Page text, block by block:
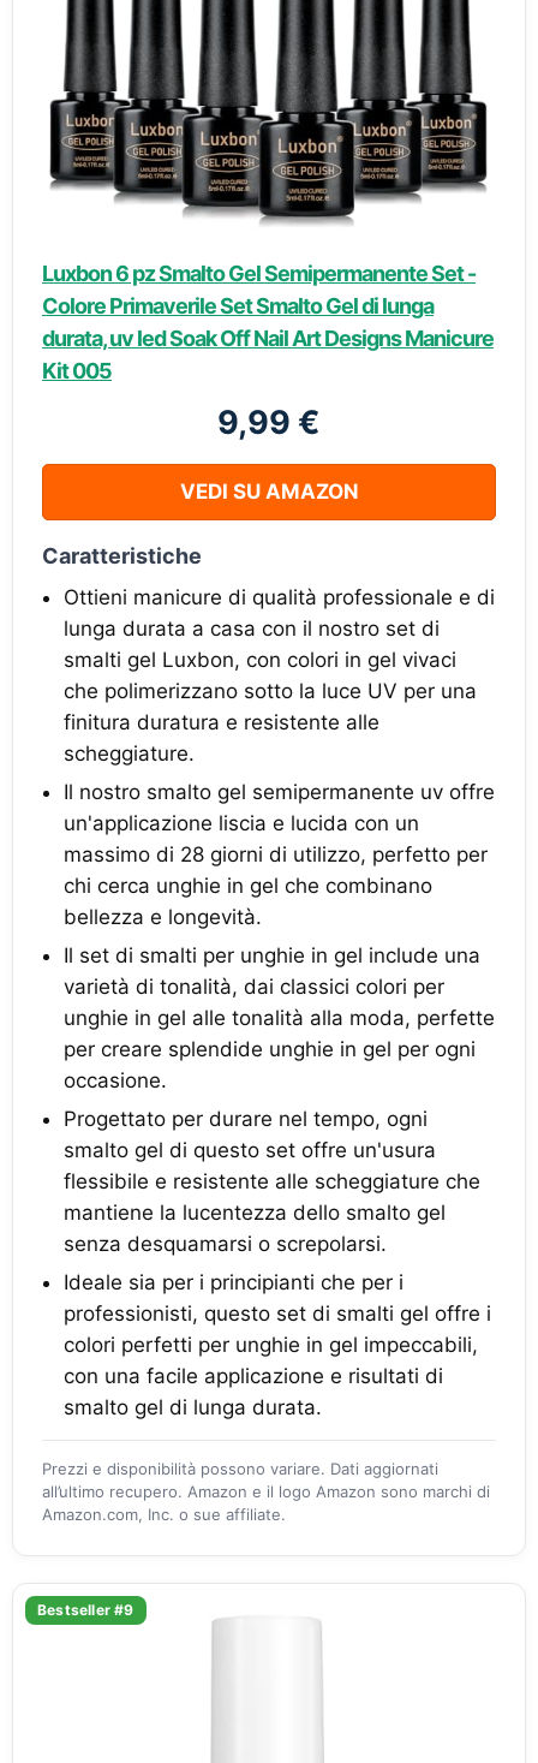
Luxbon 6 pz Smalto Gel Semipermanente Set -
Colore Primaverile Set Smalto Gel di lunga
durata, uv led Soak Off Nail Art Designs Manicure
Kit 005
9,99 €
VEDI SU AMAZON
Caratteristiche
Ottieni manicure di qualità professionale e di
lunga durata a casa con il nostro set di
smalti gel Luxbon, con colori in gel vivaci
che polimerizzano sotto la luce UV per una
finitura duratura e resistente alle
scheggiature.
Il nostro smalto gel semipermanente uv offre
un'applicazione liscia e lucida con un
massimo di 28 giorni di utilizzo, perfetto per
chi cerca unghie in gel che combinano
bellezza e longevità.
Il set di smalti per unghie in gel include una
varietà di tonalità, dai classici colori per
unghie in gel alle tonalità alla moda, perfette
per creare splendide unghie in gel per ogni
occasione.
Progettato per durare nel tempo, ogni
smalto gel di questo set offre un'usura
flessibile e resistente alle scheggiature che
mantiene la lucentezza dello smalto gel
senza desquamarsi o screpolarsi.
Ideale sia per i principianti che per i
professionisti, questo set di smalti gel offre i
colori perfetti per unghie in gel impeccabili,
con una facile applicazione e risultati di
smalto gel di lunga durata.
Prezzi e disponibilità possono variare. Dati aggiornati
all’ultimo recupero. Amazon e il logo Amazon sono marchi di
Amazon.com, Inc. o sue affiliate.
Bestseller #9